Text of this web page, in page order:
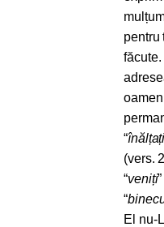
pentru
“
(vers.
“veniți
“
El nu-